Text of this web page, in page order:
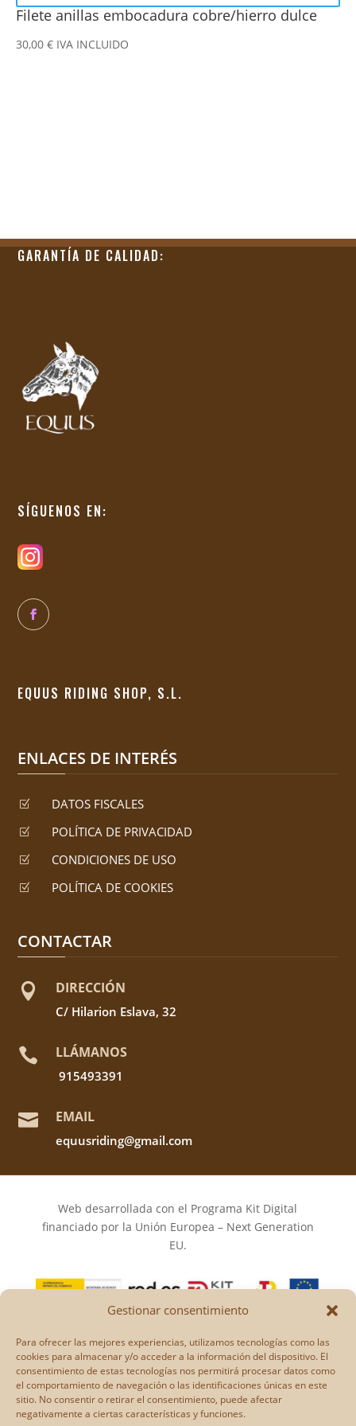
Gestionar consentimiento
Para ofrecer las mejores experiencias, utilizamos tecnologías como las
cookies para almacenar y/o acceder a la información del dispositivo. El
consentimiento de estas tecnologías nos permitirá procesar datos como
el comportamiento de navegación o las identificaciones únicas en este
sitio. No consentir o retirar el consentimiento, puede afectar
negativamente a ciertas características y funciones.
Filete anillas embocadura cobre/hierro dulce
30,00 € IVA INCLUIDO
GARANTÍA DE CALIDAD:
SÍGUENOS EN:
EQUUS RIDING SHOP, S.L.
ENLACES DE INTERÉS
Z DATOS FISCALES
Z POLÍTICA DE PRIVACIDAD
Z CONDICIONES DE USO
Z POLÍTICA DE COOKIES
CONTACTAR
 DIRECCIÓN
C/ Hilarion Eslava, 32
 LLÁMANOS
915493391
 EMAIL
equusriding@gmail.com
Web desarrollada con el Programa Kit Digital
financiado por la Unión Europea – Next Generation
EU.
Los puntos de vista y las opiniones expresadas en la
web son únicamente los del autor o autores y no
reflejan necesariamente los de la Unión Europea o la
Comisión Europea.
Ni la Unión Europea ni la Comisión Europea pueden